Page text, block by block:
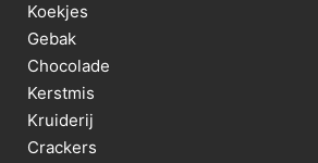
Koekjes
Gebak
Chocolade
Kerstmis
Kruiderij
Crackers